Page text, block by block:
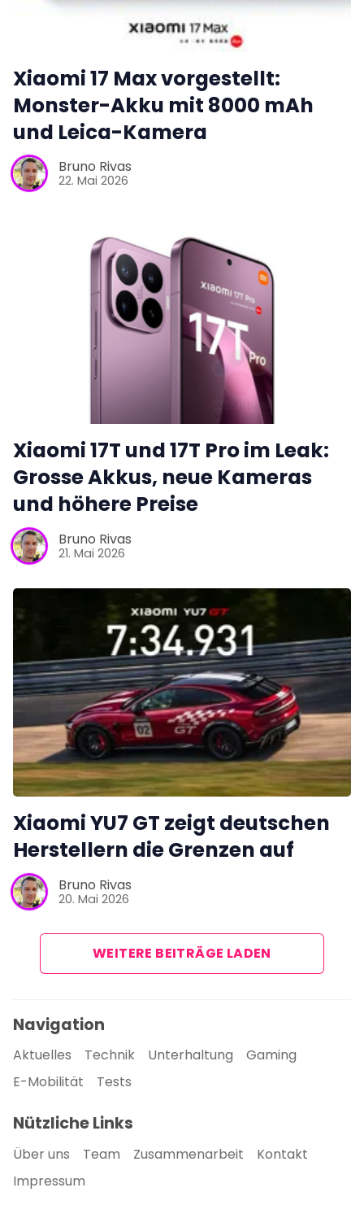
Xiaomi 17 Max vorgestellt:
Monster-Akku mit 8000 mAh
und Leica-Kamera
Bruno Rivas
22. Mai 2026
Xiaomi 17T und 17T Pro im Leak:
Grosse Akkus, neue Kameras
und höhere Preise
Bruno Rivas
21. Mai 2026
Xiaomi YU7 GT zeigt deutschen
Herstellern die Grenzen auf
Bruno Rivas
20. Mai 2026
WEITERE BEITRÄGE LADEN
Navigation
Aktuelles Technik Unterhaltung
Gaming
E-Mobilität
Tests
Nützliche Links
Über uns Team Zusammenarbeit
Kontakt
Impressum